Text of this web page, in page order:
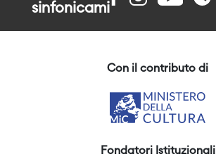
sinfonicami
Con il contributo di
Fondatori Istituzionali